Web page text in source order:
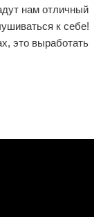
нам отличный
к себе!
это выработать